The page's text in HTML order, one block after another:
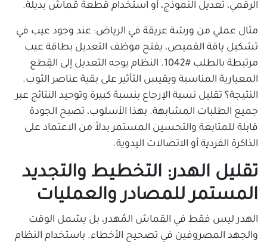
الرقمي، تعديل النموذج، أو استخدام قطعة قماش بديلة.
مثال عملي من ورشة عريقة في الرياض: عند وجود عيب في
تشكيل ياقة القميص، يفتح موظف التعديل بطاقة عيب
مرتبطة بالطلب #1042. النظام يوجه التعديل إلى القِطع
المعيارية المناسبة ويقيس التأثير على بقية عناصر الثوب.
النتيجة؟ تقليل نسبة الإرجاع بنسبة كبيرة وتوحيد النتائج عبر
جميع الطلبات المشابهة. بهذا الأسلوب، تصبح الجودة
قابلة للمتابعة والتحسين المستمر بدلاً من الاعتماد على
الذاكرة الفردية أو الاتصالات اليدوية.
تقليل الهدر: التخطيط والتجديد
المستمر للمصادر والعمليات
الهدر ليس فقط في القماش المُهدر، بل يشمل الوقت
والجهد المصروفين في تصحيح الأخطاء. باستخدام النظام